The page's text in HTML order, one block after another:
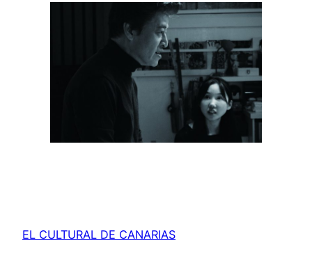
EL CULTURAL DE CANARIAS